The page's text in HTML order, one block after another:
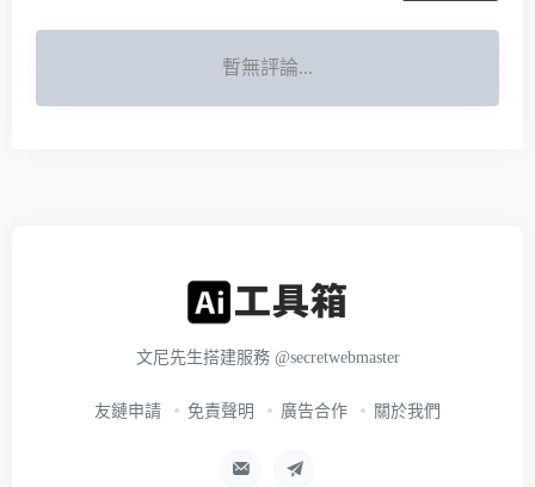
暫無評論...
文尼先生搭建服務 @secretwebmaster
友鏈申請 免責聲明 廣告合作 關於我們